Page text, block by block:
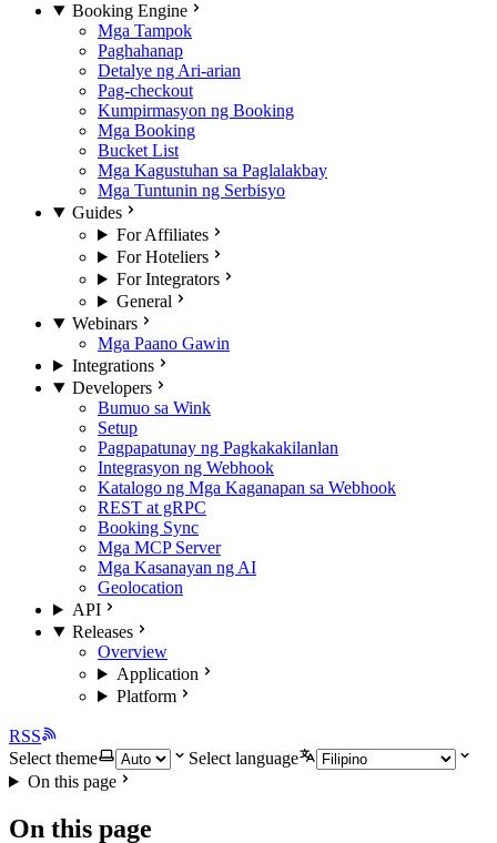
Booking Engine
Mga Tampok
Paghahanap
Detalye ng Ari-arian
Pag-checkout
Kumpirmasyon ng Booking
Mga Booking
Bucket List
Mga Kagustuhan sa Paglalakbay
Mga Tuntunin ng Serbisyo
Guides
For Affiliates
For Hoteliers
For Integrators
General
Webinars
Mga Paano Gawin
Integrations
Developers
Bumuo sa Wink
Setup
Pagpapatunay ng Pagkakakilanlan
Integrasyon ng Webhook
Katalogo ng Mga Kaganapan sa Webhook
REST at gRPC
Booking Sync
Mga MCP Server
Mga Kasanayan ng AI
Geolocation
API
Releases
Overview
Application
Platform
RSS
Select theme
Select language
On this page
On this page